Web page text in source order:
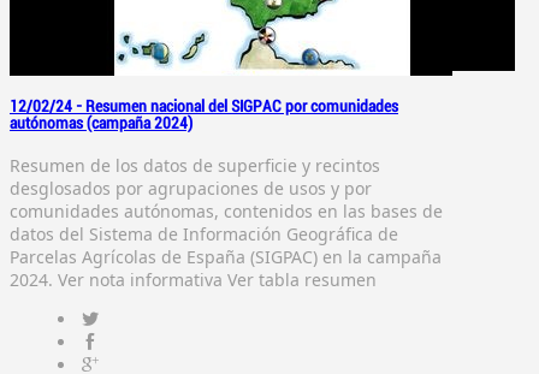
12/02/24 - Resumen nacional del SIGPAC por comunidades
autónomas (campaña 2024)
Resumen de los datos de superficie y recintos
desglosados por agrupaciones de usos y por
comunidades autónomas, contenidos en las bases de
datos del Sistema de Información Geográfica de
Parcelas Agrícolas de España (SIGPAC) en la campaña
2024. Ver nota informativa Ver tabla resumen